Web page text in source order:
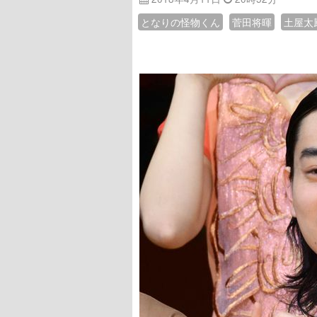
となりの怪物くん
菅田将暉 土屋太